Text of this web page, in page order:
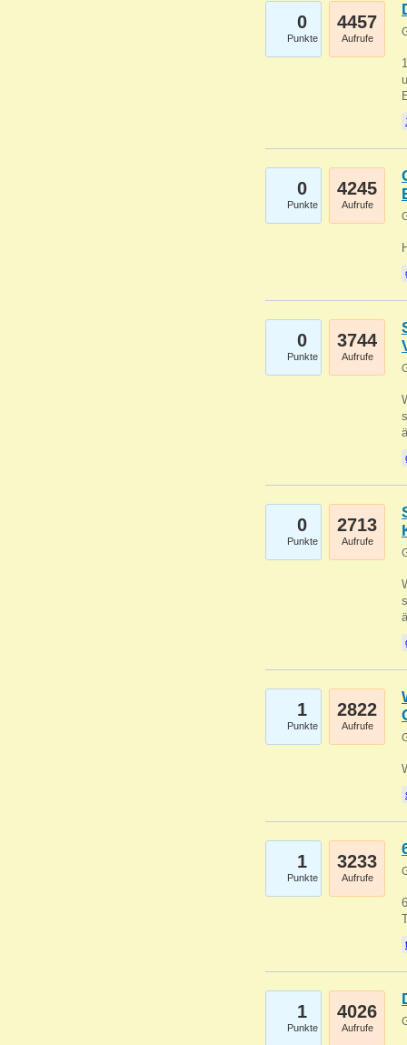
0
Punkte
4457
Aufrufe
0
Punkte
4245
Aufrufe
0
Punkte
3744
Aufrufe
0
Punkte
2713
Aufrufe
1
Punkte
2822
Aufrufe
1
Punkte
3233
Aufrufe
1
Punkte
4026
Aufrufe